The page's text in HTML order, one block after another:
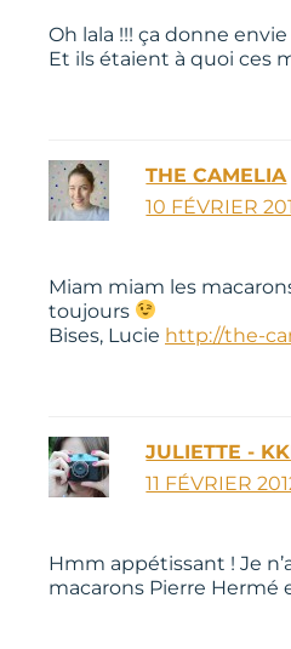
Oh lala !!! ça donne envie
Et ils étaient à quoi ces
THE CAMELIA
10 FÉVRIER
Miam miam les
toujours
Bises, Lucie http://the-
JULIETTE -
11 FÉVRIER
Hmm appétissant ! Je
macarons Pierre Hermé